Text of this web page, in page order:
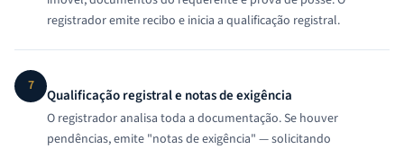
registrador emite recibo e inicia a qualificação registral.
7
Qualificação registral e notas de exigência
O registrador analisa toda a documentação. Se houver
pendências, emite "notas de exigência" — solicitando